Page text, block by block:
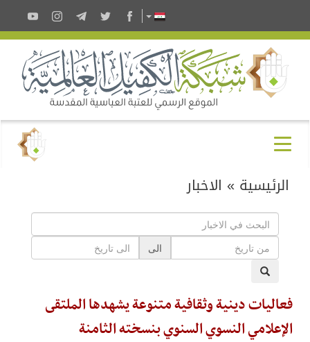
الرئيسية » الاخبار
الى
فعاليات دينية وثقافية متنوعة يشهدها الملتقى
الإعلامي النسوي السنوي بنسخته الثامنة